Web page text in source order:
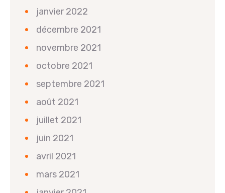
janvier 2022
décembre 2021
novembre 2021
octobre 2021
septembre 2021
août 2021
juillet 2021
juin 2021
avril 2021
mars 2021